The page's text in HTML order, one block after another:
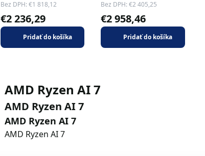
Bez DPH: €1 818,12
€2 236,29
Pridať do košíka
Bez DPH: €2 405,25
€2 958,46
Pridať do košíka
AMD Ryzen AI 7
AMD Ryzen AI 7
AMD Ryzen AI 7
AMD Ryzen AI 7